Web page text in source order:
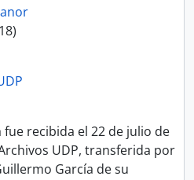
fue recibida el 22 de julio de
UDP, transferida por
García de su